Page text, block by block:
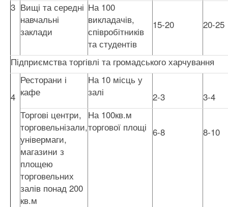
3 Вищі та середні
навчальні
заклади
На 100
викладачів,
співробітників
та студентів
15-20 20-25
Підприємства торгівлі та громадського харчування
4
Ресторани і
кафе
На 10 місць у
залі
2-3
3-4
Торгові центри,
торговельнізали,
універмаги,
магазини з
площею
торговельних
залів понад 200
кв.м
На 100кв.м
торгової площі 6-8 8-10